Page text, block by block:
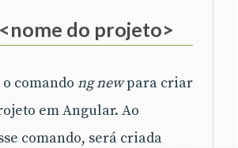
do projeto>
comando ng newpara criar
em Angular. Ao
comando, será criada